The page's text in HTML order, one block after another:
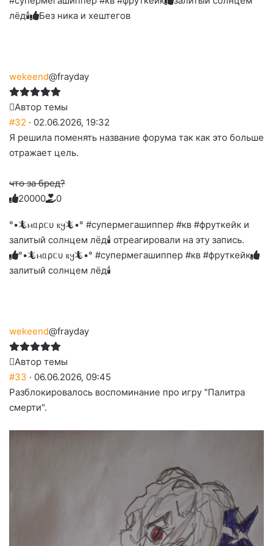
лёд🕯
Без ника и хештегов
wekeend@frayday
Автор темы
#32 · 02.06.2026, 19:32
Я решила поменять название форума так как это больше
отражает цель.
что за бред?
Голосуйте
вверх.
2
Нажмите
реакцию:
улыбаюсь
0
Нажмите
реакцию:
до
слез
0
Нажмите
реакцию:
печаль
0
Нажмите
реакцию:
плачу
0
Нажмите
благодарю
0
°•🦎ⲙᥲρᥴυ ⲃ𐔤🦎•° #супермегашиппер #кв #фруткейк и
залитый солнцем лёд🕯 отреагировали на эту запись.
°•🦎ⲙᥲρᥴυ ⲃ𐔤🦎•° #супермегашиппер #кв #фруткейк
залитый солнцем лёд🕯
wekeend@frayday
Автор темы
#33 · 06.06.2026, 09:45
Разблокировалось воспоминание про игру "Палитра
смерти".